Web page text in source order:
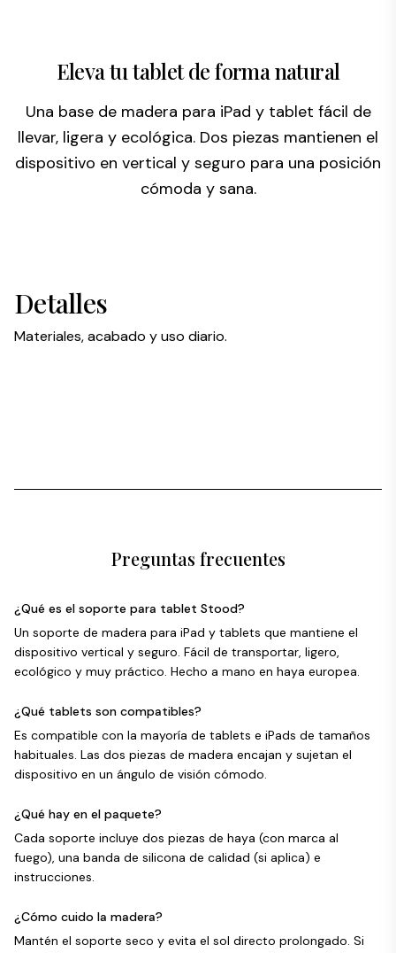
Eleva tu tablet de forma natural
Una base de madera para iPad y tablet fácil de
llevar, ligera y ecológica. Dos piezas mantienen el
dispositivo en vertical y seguro para una posición
cómoda y sana.
Detalles
Materiales, acabado y uso diario.
Preguntas frecuentes
¿Qué es el soporte para tablet Stood?
Un soporte de madera para iPad y tablets que mantiene el
dispositivo vertical y seguro. Fácil de transportar, ligero,
ecológico y muy práctico. Hecho a mano en haya europea.
¿Qué tablets son compatibles?
Es compatible con la mayoría de tablets e iPads de tamaños
habituales. Las dos piezas de madera encajan y sujetan el
dispositivo en un ángulo de visión cómodo.
¿Qué hay en el paquete?
Cada soporte incluye dos piezas de haya (con marca al
fuego), una banda de silicona de calidad (si aplica) e
instrucciones.
¿Cómo cuido la madera?
Mantén el soporte seco y evita el sol directo prolongado. Si